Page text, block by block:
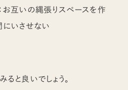
お互いの縄張りスペースを作
にいさせない
と良いでしょう。